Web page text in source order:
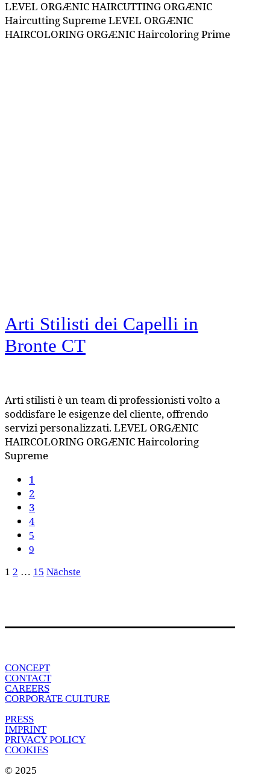
LEVEL ORGÆNIC HAIRCUTTING ORGÆNIC
Haircutting Supreme LEVEL ORGÆNIC
HAIRCOLORING ORGÆNIC Haircoloring Prime
Arti Stilisti dei Capelli in
Bronte CT
Arti stilisti è un team di professionisti volto a
soddisfare le esigenze del cliente, offrendo
servizi personalizzati. LEVEL ORGÆNIC
HAIRCOLORING ORGÆNIC Haircoloring
Supreme
1
2
3
4
Seitennummerierung
1 2 … 15 Nächste
CONCEPT
CONTACT
CAREERS
CORPORATE CULTURE
PRESS
IMPRINT
PRIVACY POLICY
COOKIES
© 2025